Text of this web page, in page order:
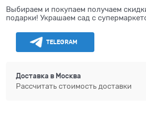
Выбираем и покупаем получаем
подарки! Украшаем сад с
TELEGRAM
Доставка в Москва
Рассчитать стоимость доставки